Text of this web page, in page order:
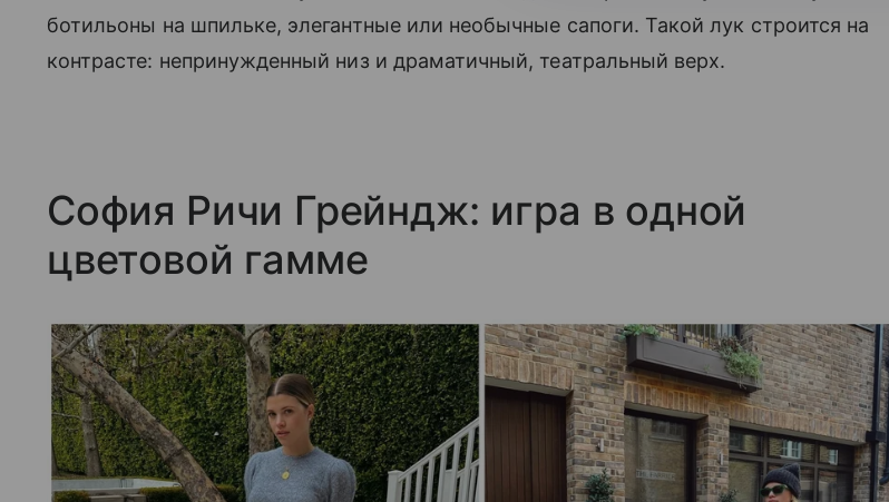
ботильоны на шпильке, элегантные или необычные сапоги. Такой лук строится на
контрасте: непринужденный низ и драматичный, театральный верх.
София Ричи Грейндж: игра в одной
цветовой гамме